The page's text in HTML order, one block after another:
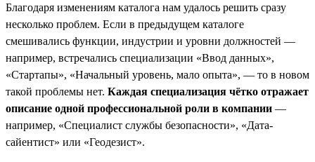
Благодаря изменениям каталога нам удалось решить сразу
несколько проблем. Если в предыдущем каталоге
смешивались функции, индустрии и уровни должностей —
например, встречались специализации «Ввод данных»,
«Стартапы», «Начальный уровень, мало опыта», — то в новом
такой проблемы нет. Каждая специализация чётко отражает
описание одной профессиональной роли в компании —
например, «Специалист службы безопасности», «Дата-
сайентист» или «Геодезист».